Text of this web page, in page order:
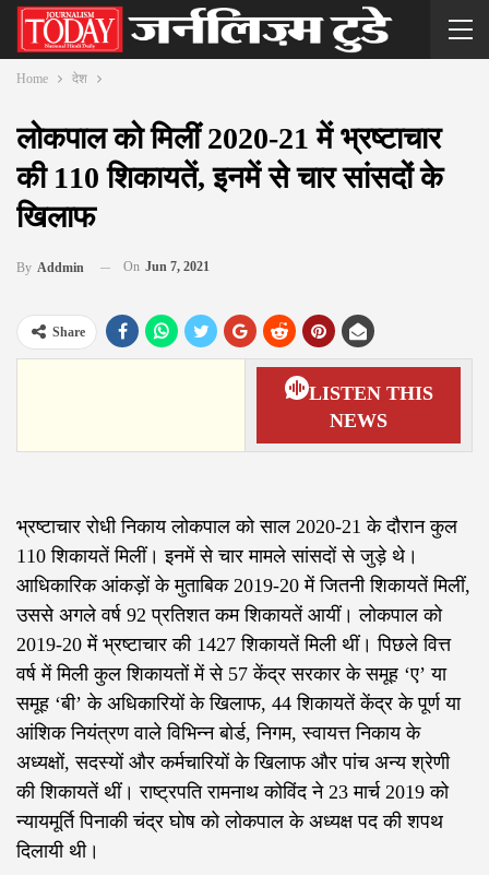
Home देश
लोकपाल को मिलीं 2020-21 में भ्रष्टाचार
की 110 शिकायतें, इनमें से चार सांसदों के
खिलाफ
By Addmin On Jun 7, 2021
Share
LISTEN THIS
NEWS
भ्रष्टाचार रोधी निकाय लोकपाल को साल 2020-21 के दौरान कुल
110 शिकायतें मिलीं। इनमें से चार मामले सांसदों से जुड़े थे।
आधिकारिक आंकड़ों के मुताबिक 2019-20 में जितनी शिकायतें मिलीं,
उससे अगले वर्ष 92 प्रतिशत कम शिकायतें आयीं। लोकपाल को
2019-20 में भ्रष्टाचार की 1427 शिकायतें मिली थीं। पिछले वित्त
वर्ष में मिली कुल शिकायतों में से 57 केंद्र सरकार के समूह ‘ए’ या
समूह ‘बी’ के अधिकारियों के खिलाफ, 44 शिकायतें केंद्र के पूर्ण या
आंशिक नियंत्रण वाले विभिन्न बोर्ड, निगम, स्वायत्त निकाय के
अध्यक्षों, सदस्यों और कर्मचारियों के खिलाफ और पांच अन्य श्रेणी
की शिकायतें थीं। राष्ट्रपति रामनाथ कोविंद ने 23 मार्च 2019 को
न्यायमूर्ति पिनाकी चंद्र घोष को लोकपाल के अध्यक्ष पद की शपथ
दिलायी थी।